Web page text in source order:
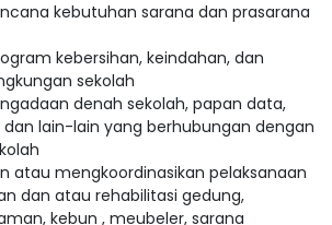
kebutuhan sarana dan prasarana
kebersihan, keindahan, dan
sekolah
denah sekolah, papan data,
dan lain-lain yang berhubungan dengan
atau mengkoordinasikan pelaksanaan
dan atau rehabilitasi gedung,
kebun , meubeler, sarana